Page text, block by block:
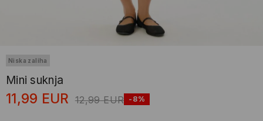
Niska zaliha
Mini suknja
11,99 EUR 12,99 EUR -8%